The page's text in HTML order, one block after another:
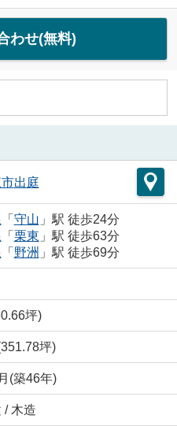
わせ(無料)
出庭
「 守山 」駅 徒歩24分
「 栗東 」駅 徒歩63分
「 野洲 」駅 徒歩69分
坪)
坪)
(築46年)
/ 木造